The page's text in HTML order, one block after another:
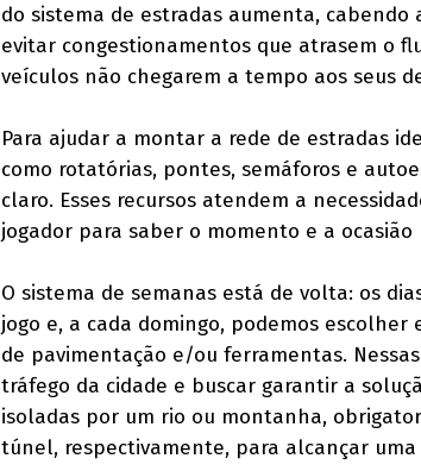
do sistema de estradas aumenta, cabendo
evitar congestionamentos que atrasem o
veículos não chegarem a tempo aos seus
Para ajudar a montar a rede de estradas
como rotatórias, pontes, semáforos e
claro. Esses recursos atendem a
jogador para saber o momento e a
O sistema de semanas está de volta: os
jogo e, a cada domingo, podemos
de pavimentação e/ou ferramentas.
tráfego da cidade e buscar garantir a
isoladas por um rio ou montanha,
túnel, respectivamente, para alcançar